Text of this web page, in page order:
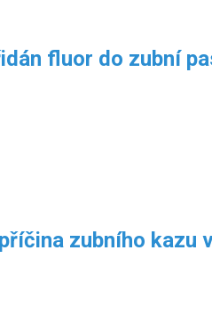
fluor do zubní
zubního kazu